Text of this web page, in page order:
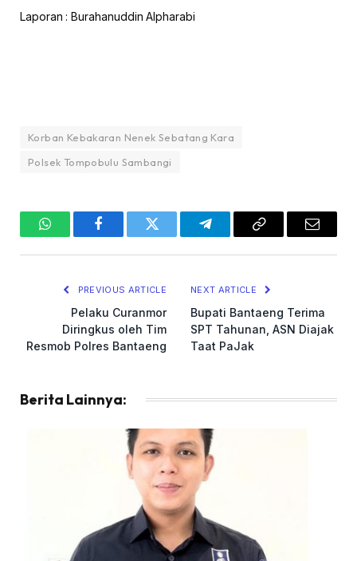
Laporan : Burahanuddin Alpharabi
Korban Kebakaran Nenek Sebatang Kara
Polsek Tompobulu Sambangi
WhatsAppFacebookTwitter TelegramCopy
Email
PREVIOUS ARTICLE
Pelaku Curanmor
Diringkus oleh Tim
Resmob Polres Bantaeng
NEXT ARTICLE
Bupati Bantaeng Terima
SPT Tahunan, ASN Diajak
Taat PaJak
Berita Lainnya: